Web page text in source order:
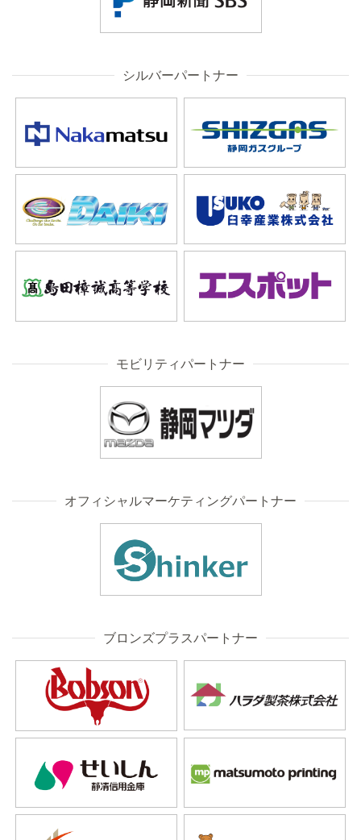
シルバーパートナー
モビリティパートナー
オフィシャルマーケティングパートナー
ブロンズプラスパートナー